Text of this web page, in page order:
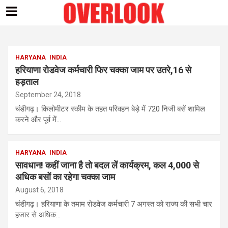
HARYANA INDIA
हरियाणा रोडवेज कर्मचारी फिर चक्का जाम पर उतरे,16 से
हड़ताल
September 24, 2018
चंडीगढ़। किलोमीटर स्कीम के तहत परिवहन बेड़े में 720 निजी बसें शामिल
करने और पूर्व में…
HARYANA INDIA
सावधान! कहीं जाना है तो बदल लें कार्यक्रम, कल 4,000 से
अधिक बसों का रहेगा चक्का जाम
August 6, 2018
चंडीगढ़। हरियाणा के तमाम रोडवेज कर्मचारी 7 अगस्त को राज्य की सभी चार
हजार से अधिक…